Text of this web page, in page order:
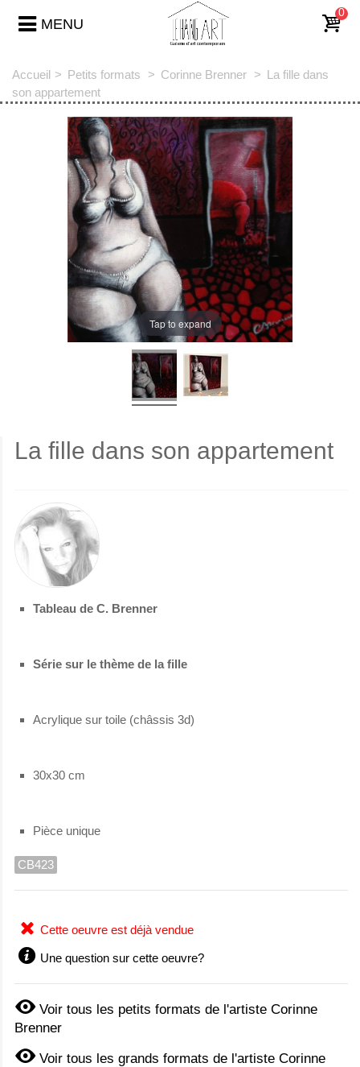
MENU
0
Accueil > Petits formats > Corinne Brenner > La fille dans
son appartement
Tap to expand
La fille dans son appartement
Tableau de C. Brenner
Série sur le thème de la fille
Acrylique sur toile (châssis 3d)
30x30 cm
Pièce unique
CB423
Cette oeuvre est déjà vendue
Une question sur cette oeuvre?
Voir tous les petits formats de l'artiste Corinne
Brenner
Voir tous les grands formats de l'artiste Corinne